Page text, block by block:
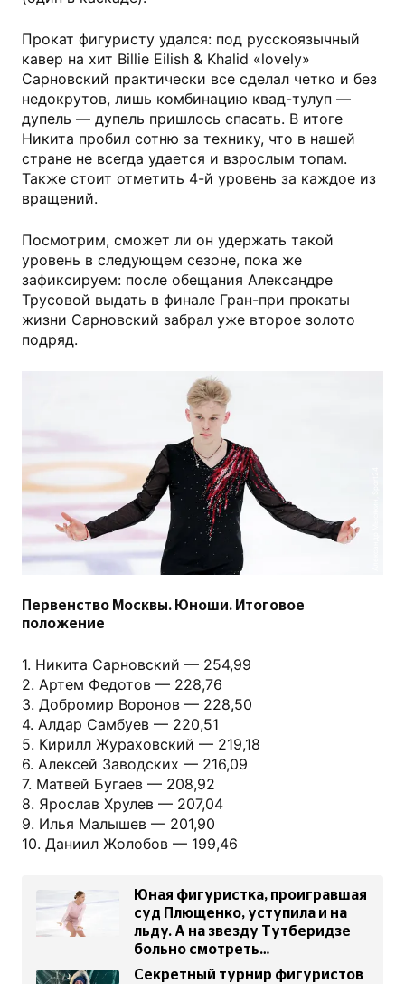
Прокат фигуристу удался: под русскоязычный
кавер на хит Billie Eilish & Khalid «lovely»
Сарновский практически все сделал четко и без
недокрутов, лишь комбинацию квад-тулуп —
дупель — дупель пришлось спасать. В итоге
Никита пробил сотню за технику, что в нашей
стране не всегда удается и взрослым топам.
Также стоит отметить 4-й уровень за каждое из
вращений.
Посмотрим, сможет ли он удержать такой
уровень в следующем сезоне, пока же
зафиксируем: после обещания Александре
Трусовой выдать в финале Гран-при прокаты
жизни Сарновский забрал уже второе золото
подряд.
Первенство Москвы. Юноши. Итоговое
положение
1. Никита Сарновский — 254,99
2. Артем Федотов — 228,76
3. Добромир Воронов — 228,50
4. Алдар Самбуев — 220,51
5. Кирилл Жураховский — 219,18
6. Алексей Заводских — 216,09
7. Матвей Бугаев — 208,92
8. Ярослав Хрулев — 207,04
9. Илья Малышев — 201,90
10. Даниил Жолобов — 199,46
Юная фигуристка, проигравшая
суд Плющенко, уступила и на
льду. А на звезду Тутберидзе
больно смотреть…
Секретный турнир фигуристов